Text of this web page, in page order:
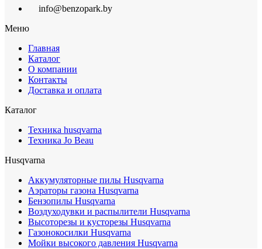
info@benzopark.by
Меню
Главная
Каталог
О компании
Контакты
Доставка и оплата
Каталог
Техника husqvarna
Техника Jo Beau
Husqvarna
Аккумуляторные пилы Husqvarna
Аэраторы газона Husqvarna
Бензопилы Husqvarna
Воздуходувки и распылители Husqvarna
Высоторезы и кусторезы Husqvarna
Газонокосилки Husqvarna
Мойки высокого давления Husqvarna